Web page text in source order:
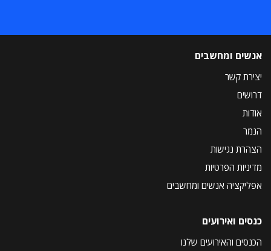
אנשים ומחשבים
יצירת קשר
דרושים
אודות
הנמר
הצהרת נגישות
מדיניות הפרטיות
אפליקציה אנשים ומחשבים
כנסים ואירועים
הכנסים והאירועים שלנו